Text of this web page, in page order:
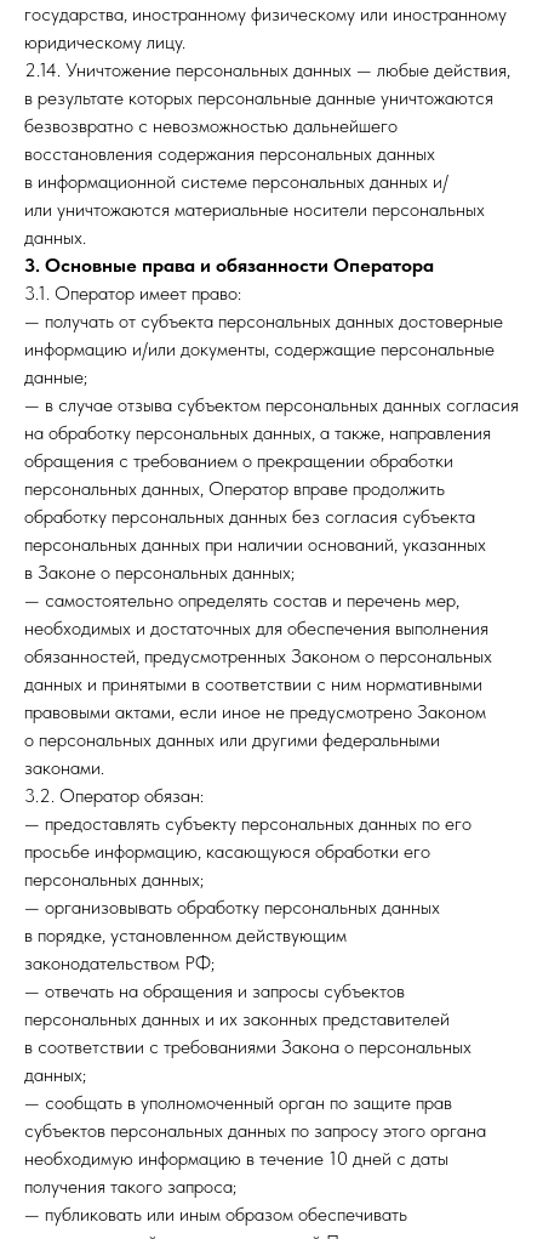
государства, иностранному физическому или иностранному
юридическому лицу.
2.14. Уничтожение персональных данных — любые действия,
в результате которых персональные данные уничтожаются
безвозвратно с невозможностью дальнейшего
восстановления содержания персональных данных
в информационной системе персональных данных и/
или уничтожаются материальные носители персональных
данных.
3. Основные права и обязанности Оператора
3.1. Оператор имеет право:
— получать от субъекта персональных данных достоверные
информацию и/или документы, содержащие персональные
данные;
— в случае отзыва субъектом персональных данных согласия
на обработку персональных данных, а также, направления
обращения с требованием о прекращении обработки
персональных данных, Оператор вправе продолжить
обработку персональных данных без согласия субъекта
персональных данных при наличии оснований, указанных
в Законе о персональных данных;
— самостоятельно определять состав и перечень мер,
необходимых и достаточных для обеспечения выполнения
обязанностей, предусмотренных Законом о персональных
данных и принятыми в соответствии с ним нормативными
правовыми актами, если иное не предусмотрено Законом
о персональных данных или другими федеральными
законами.
3.2. Оператор обязан:
— предоставлять субъекту персональных данных по его
просьбе информацию, касающуюся обработки его
персональных данных;
— организовывать обработку персональных данных
в порядке, установленном действующим
законодательством РФ;
— отвечать на обращения и запросы субъектов
персональных данных и их законных представителей
в соответствии с требованиями Закона о персональных
данных;
— сообщать в уполномоченный орган по защите прав
субъектов персональных данных по запросу этого органа
необходимую информацию в течение 10 дней с даты
получения такого запроса;
— публиковать или иным образом обеспечивать